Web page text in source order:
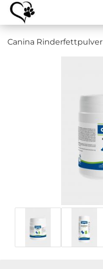
Canina Rinderfettpulver